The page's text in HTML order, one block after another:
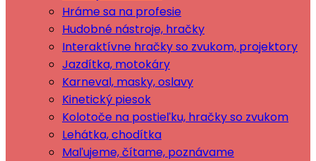
Hráme sa na profesie
Hudobné nástroje, hračky
Interaktívne hračky so zvukom, projektory
Jazdítka, motokáry
Karneval, masky, oslavy
Kinetický piesok
Kolotoče na postieľku, hračky so zvukom
Lehátka, chodítka
Maľujeme, čítame, poznávame